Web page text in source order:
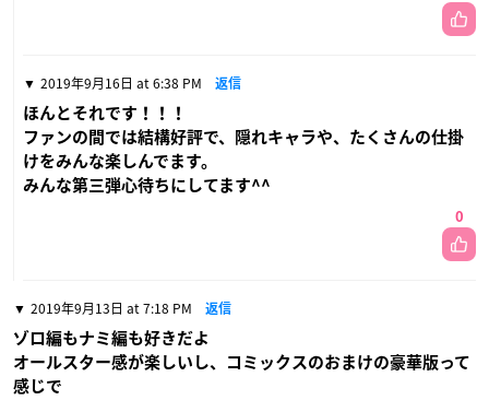
2019年9月16日 at 6:38 PM 返信
ほんとそれです！！！
ファンの間では結構好評で、隠れキャラや、たくさんの仕掛
けをみんな楽しんでます。
みんな第三弾心待ちにしてます^^
0
2019年9月13日 at 7:18 PM 返信
ゾロ編もナミ編も好きだよ
オールスター感が楽しいし、コミックスのおまけの豪華版って
感じで